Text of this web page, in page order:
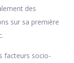
des
sur sa première
facteurs socio-